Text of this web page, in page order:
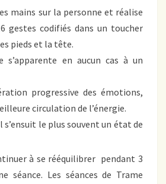
mains sur la personne et réalise
gestes codifiés dans un toucher
pieds et la tête.
s’apparente en aucun cas à un
progressive des émotions,
circulation de l’énergie.
s’ensuit le plus souvent un état de
à se rééquilibrer pendant 3
séance. Les séances de Trame